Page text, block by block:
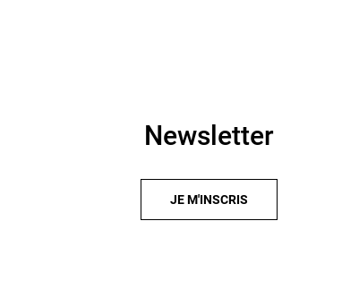
Newsletter
JE M'INSCRIS